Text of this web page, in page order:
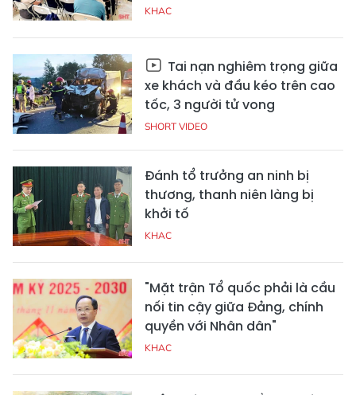
KHAC
Tai nạn nghiêm trọng giữa
xe khách và đầu kéo trên cao
tốc, 3 người tử vong
SHORT VIDEO
Đánh tổ trưởng an ninh bị
thương, thanh niên làng bị
khởi tố
KHAC
"Mặt trận Tổ quốc phải là cầu
nối tin cậy giữa Đảng, chính
quyền với Nhân dân"
KHAC